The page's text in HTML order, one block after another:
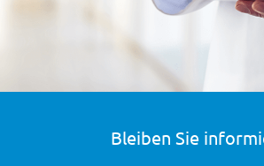
Bleiben Sie